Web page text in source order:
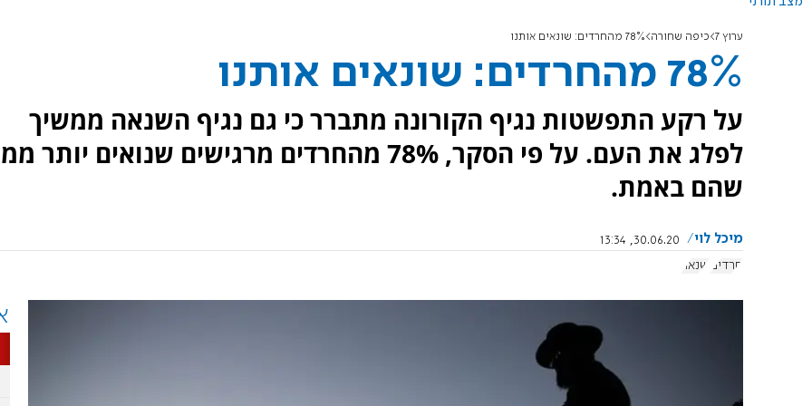
ערוץ 7 כיפה שחורה 78% מהחרדים: שונאים אותנו
78% מהחרדים: שונאים אותנו
על רקע התפשטות נגיף הקורונה מתברר כי גם נגיף השנאה ממשיך
לפלג את העם. על פי הסקר, 78% מהחרדים מרגישים שנואים יותר
שהם באמת.
מיכל לוי
30.06.20, 13:34
חרדים
שנאה